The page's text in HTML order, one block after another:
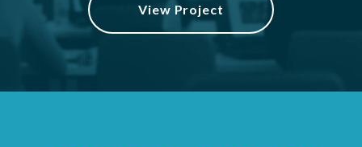
View Project